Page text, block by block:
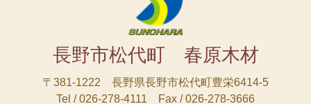
長野市松代町 春原木材
〒381-1222 長野県長野市松代町豊栄6414-5
Tel / 026-278-4111 Fax / 026-278-3666